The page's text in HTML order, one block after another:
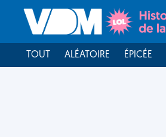
TOUT ALÉATOIRE ÉPICÉE